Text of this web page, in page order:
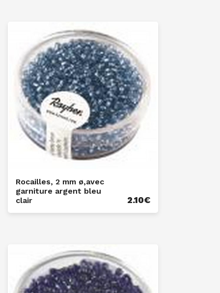
Rocailles, 2 mm ø,avec
garniture argent bleu
clair
2.10€